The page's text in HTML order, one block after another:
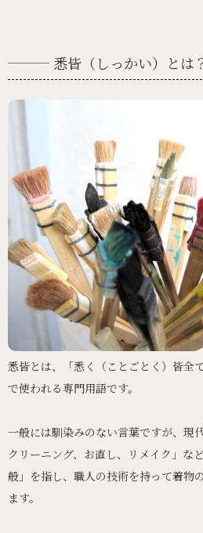
悉皆（しっかい）とは
悉皆とは、「悉く（ことごとく）皆全
で使われる専門用語です。
一般には馴染みのない言葉ですが、現
クリーニング、お直し、リメイク」な
般」を指し、職人の技術を持って着物
ます。